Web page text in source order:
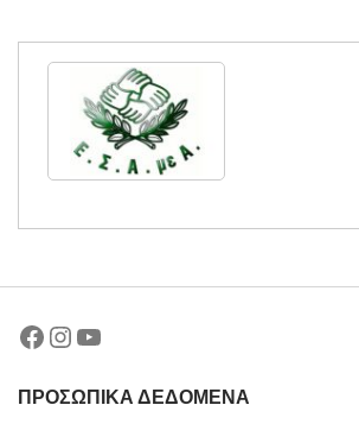
Facebook
Instagram
YouTube
ΠΡΟΣΩΠΙΚΑ ΔΕΔΟΜΕΝΑ